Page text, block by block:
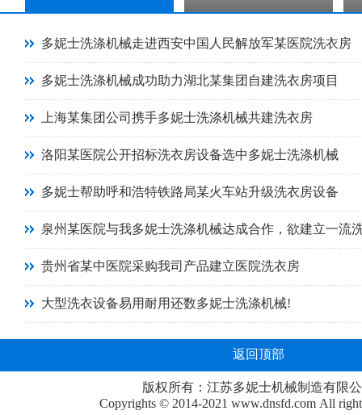
多妮士洗涤机械走进西安中国人民解放军某医院洗衣房
多妮士洗涤机械成功助力湖北某集团自建洗衣房项目
上海某集团公司携手多妮士洗涤机械共建洗衣房
洛阳某医院公开招标洗衣房设备选中多妮士洗涤机械
多妮士帮助呼和浩特铁路局某火车站升级洗衣房设备
泉州某医院与我多妮士洗涤机械达成合作，欲建立一流
贵州省某中医院采购我司产品建立医院洗衣房
大型洗衣设备易用耐用还数多妮士洗涤机械!
返回顶部
版权所有：江苏多妮士机械制造有限
Copyrights © 2014-2021 www.dnsfd.com All